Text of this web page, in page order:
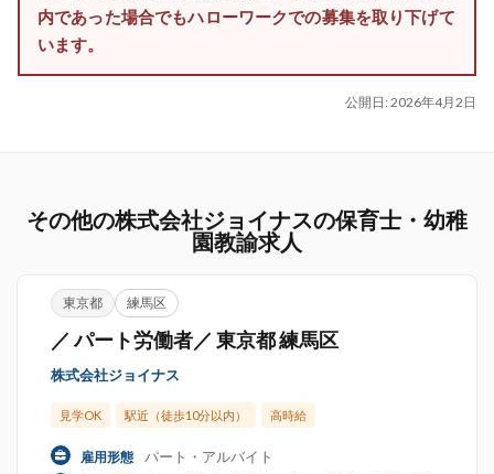
内であった場合でもハローワークでの募集を取り下げて
います。
公開日: 2026年4月2日
その他の株式会社ジョイナスの保育士・幼稚
園教諭求人
東京都 練馬区
／ パート労働者／ 東京都 練馬区
株式会社ジョイナス
見学OK 駅近（徒歩10分以内） 高時給
雇用形態 パート・アルバイト